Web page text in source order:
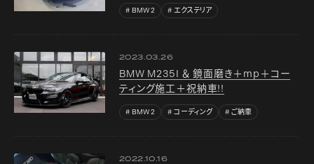
BMW 2 エクステリア
2023.03.26
BMW M235I ＆ 鏡面磨き＋mp＋コー
ティング施工＋祝納車!!
BMW 2 コーディング ご納車
2022.10.16